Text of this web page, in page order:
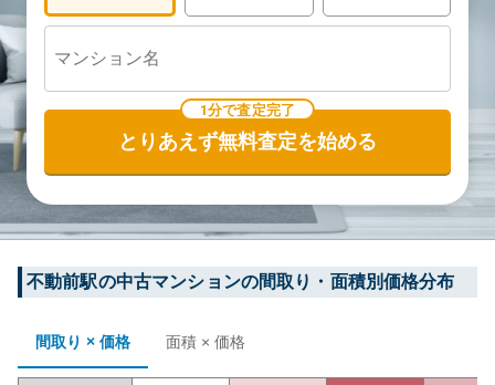
1分で査定完了
とりあえず無料査定を始める
不動前駅の中古マンションの間取り・面積別価格分布
間取り × 価格 面積 × 価格